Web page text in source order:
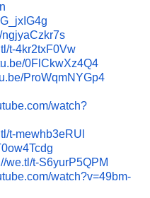
ngjyaCzkr7s
t-4kr2txF0Vw
0FlCkwXz4Q4
ProWqmNYGp4
watch?
t-mewhb3eRUl
we.tl/t-S6yurP5QPM
watch?v=49bm-